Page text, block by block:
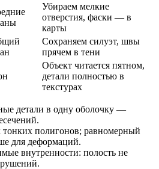
Убираем мелкие
отверстия, фаски — в
карты
Сохраняем силуэт, швы
прячем в тени
Объект читается пятном,
детали полностью в
текстурах
детали в одну оболочку —
полигонов; равномерный
для деформаций.
внутренности: полость не